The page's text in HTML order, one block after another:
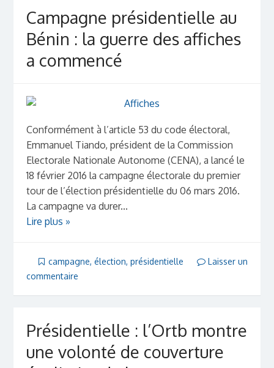
Campagne présidentielle au
Bénin : la guerre des affiches
a commencé
Conformément à l’article 53 du code électoral,
Emmanuel Tiando, président de la Commission
Electorale Nationale Autonome (CENA), a lancé le
18 février 2016 la campagne électorale du premier
tour de l’élection présidentielle du 06 mars 2016.
La campagne va durer...
Lire plus »
campagne, élection, présidentielle
Laisser un
commentaire
Présidentielle : l’Ortb montre
une volonté de couverture